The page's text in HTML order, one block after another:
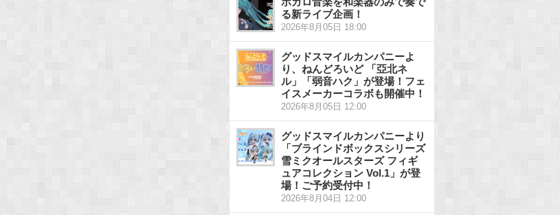
る新ライブ企画！
2026年8月05日 18:00
グッドスマイルカンパニーよ
り、ねんどろいど 「亞北ネ
ル」「弱音ハク」が登場！フェ
イスメーカーコラボも開催中！
2026年8月05日 12:00
グッドスマイルカンパニーより
「ブラインドボックスシリーズ
雪ミクオールスターズ フィギ
ュアコレクション Vol.1」が登
場！ご予約受付中！
2026年8月04日 12:00